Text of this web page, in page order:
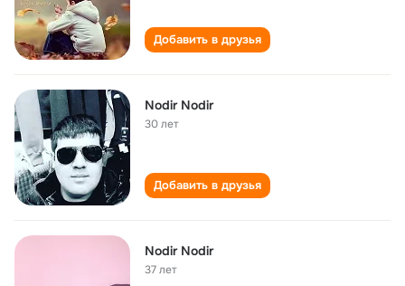
Добавить в друзья
Nodir Nodir
30 лет
Добавить в друзья
Nodir Nodir
37 лет